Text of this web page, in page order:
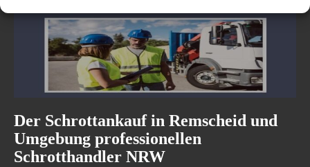
Der Schrottankauf in Remscheid und
Umgebung professionellen
Schrotthandler NRW